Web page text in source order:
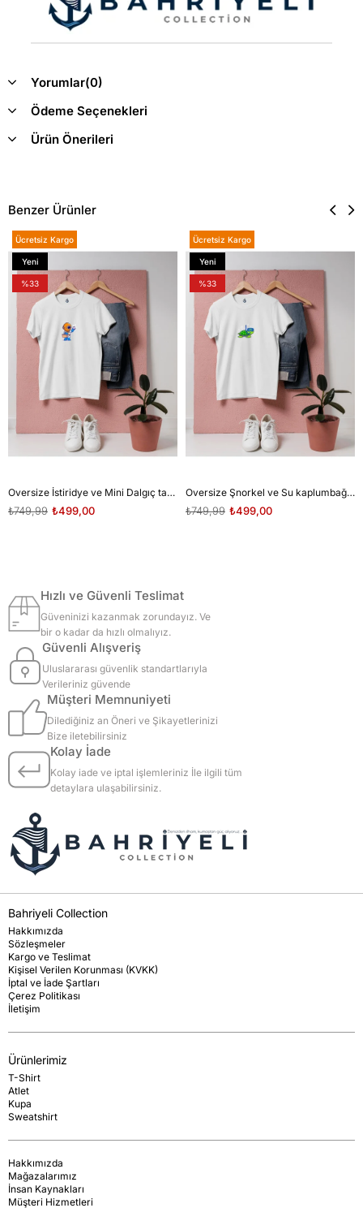
Yorumlar(0)
Ödeme Seçenekleri
Ürün Önerileri
Benzer Ürünler
Oversize İstiridye ve Mini Dalgıç tasarım unisex T-shirt
₺499,00
₺749,99
Ücretsiz Kargo
Yeni
Ürün
%33
Oversize Şnorkel ve Su kaplumbağası tasarım unisex T-shirt
₺499,00
₺749,99
Ücretsiz Kargo
Yeni
Ürün
%33
Hızlı ve Güvenli Teslimat
Güveninizi kazanmak zorundayız. Ve
bir o kadar da hızlı olmalıyız.
Güvenli Alışveriş
Uluslararası güvenlik standartlarıyla
Verileriniz güvende
Müşteri Memnuniyeti
Dilediğiniz an Öneri ve Şikayetlerinizi
Bize iletebilirsiniz
Kolay İade
Kolay iade ve iptal işlemleriniz İle ilgili tüm
detaylara ulaşabilirsiniz.
Bahriyeli Collection
Hakkımızda
Sözleşmeler
Kargo ve Teslimat
Kişisel Verilen Korunması (KVKK)
İptal ve İade Şartları
Çerez Politikası
İletişim
Ürünlerimiz
T-Shirt
Atlet
Kupa
Sweatshirt
Hakkımızda
Mağazalarımız
İnsan Kaynakları
Müşteri Hizmetleri